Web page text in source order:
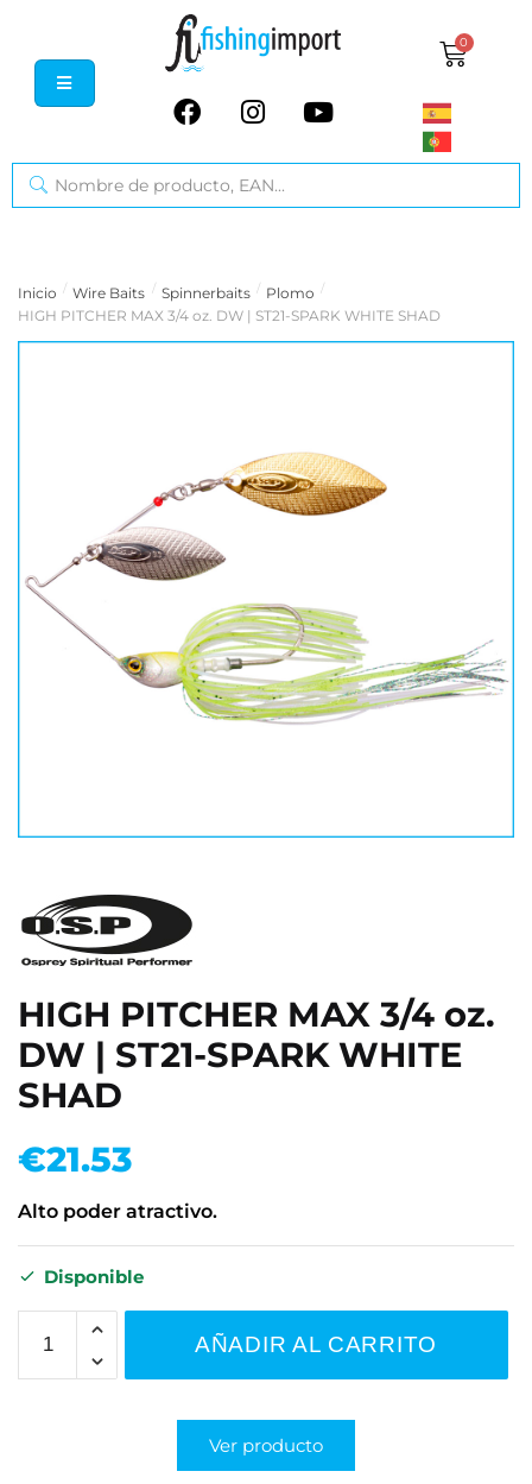
0
Inicio / Wire Baits / Spinnerbaits / Plomo /
HIGH PITCHER MAX 3/4 oz. DW | ST21-SPARK WHITE SHAD
HIGH PITCHER MAX 3/4 oz.
DW | ST21-SPARK WHITE
SHAD
€21.53
Alto poder atractivo.
Disponible
AÑADIR AL CARRITO
Ver producto